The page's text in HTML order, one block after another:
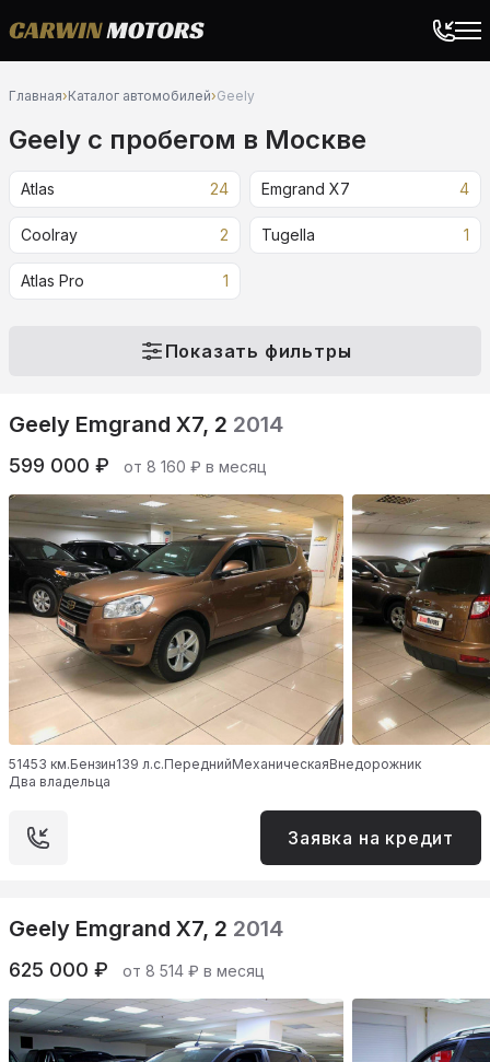
Главная›Каталог автомобилей›Geely
Geely c пробегом в Москве
Atlas 24 Emgrand X7 4
Coolray 2 Tugella 1
Atlas Pro 1
Показать фильтры
Geely Emgrand X7, 2 2014
599 000 ₽ от 8 160 ₽ в месяц
51453 км.Бензин139 л.с.ПереднийМеханическаяВнедорожник
Два владельца
Заявка на кредит
Geely Emgrand X7, 2 2014
625 000 ₽ от 8 514 ₽ в месяц